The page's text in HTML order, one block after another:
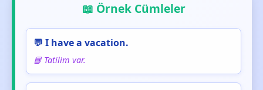
📖 Örnek Cümleler
💬 I have a vacation.
📘 Tatilim var.